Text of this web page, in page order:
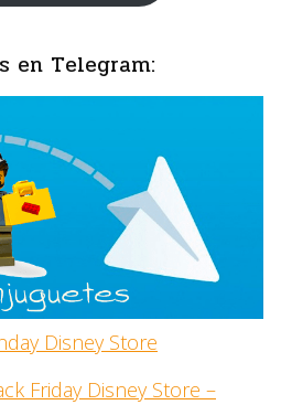
en Telegram:
Disney Store
Friday Disney Store –